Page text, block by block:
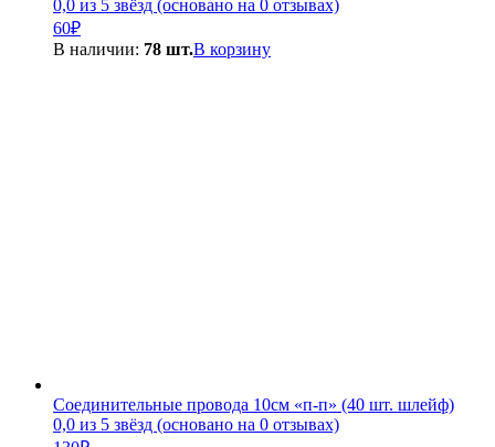
0,0 из 5 звёзд (основано на 0 отзывах)
60₽
В наличии: 78 шт.В корзину
Соединительные провода 10см «п-п» (40 шт. шлейф)
0,0 из 5 звёзд (основано на 0 отзывах)